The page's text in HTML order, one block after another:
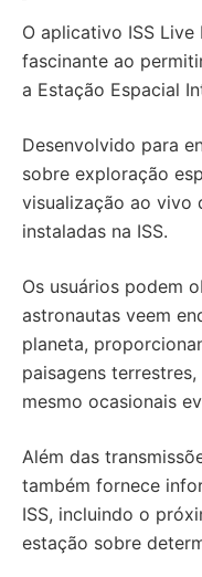
O aplicativo ISS
fascinante ao
a Estação Espacial
Desenvolvido para
sobre exploração
visualização ao vivo
instaladas na ISS.
Os usuários podem
astronautas veem
planeta,
paisagens
mesmo ocasionais
Além das
também fornece
ISS, incluindo o
estação sobre